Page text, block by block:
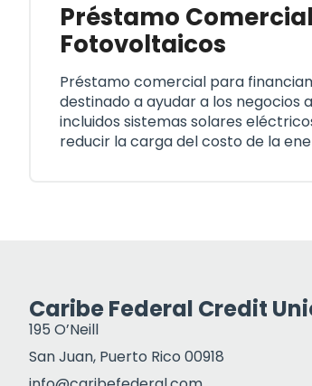
Préstamo
Fotovoltaicos
Préstamo comercial para
destinado a ayudar a los negocios
incluidos sistemas solares
reducir la carga del costo de la
Caribe Federal Credit
195 O’Neill
San Juan, Puerto Rico 00918